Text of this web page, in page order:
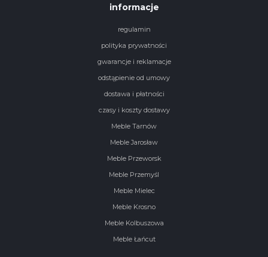
informacje
regulamin
polityka prywatności
gwarancje i reklamacje
odstąpienie od umowy
dostawa i płatności
czasy i koszty dostawy
Meble Tarnów
Meble Jarosław
Meble Przeworsk
Meble Przemyśl
Meble Mielec
Meble Krosno
Meble Kolbuszowa
Meble Łańcut